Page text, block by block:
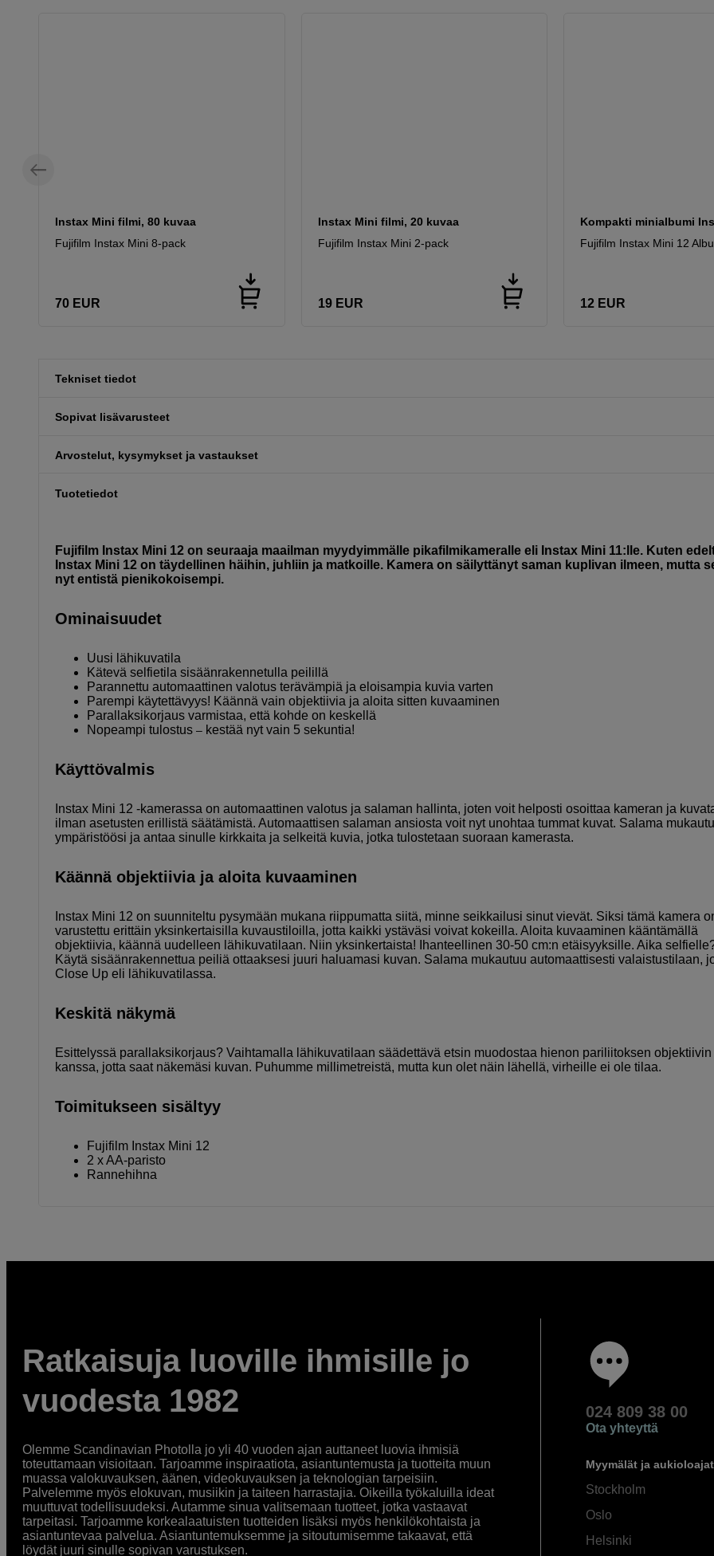
Instax Mini filmi, 80 kuvaa
Fujifilm Instax Mini 8-pack
70 EUR
Instax Mini filmi, 20 kuvaa
Fujifilm Instax Mini 2-pack
19 EUR
Kompakti minialbumi
Fujifilm Instax Mini 12
12 EUR
Tekniset tiedot
Sopivat lisävarusteet
Arvostelut, kysymykset ja vastaukset
Tuotetiedot
Fujifilm Instax Mini 12 on seuraaja maailman myydyimmälle pikafilmikameralle eli Instax Mini 11:lle. Kuten
Instax Mini 12 on täydellinen häihin, juhliin ja matkoille. Kamera on säilyttänyt saman kuplivan ilmeen, mutta
nyt entistä pienikokoisempi.
Ominaisuudet
Uusi lähikuvatila
Kätevä selfietila sisäänrakennetulla peilillä
Parannettu automaattinen valotus terävämpiä ja eloisampia kuvia varten
Parempi käytettävyys! Käännä vain objektiivia ja aloita sitten kuvaaminen
Parallaksikorjaus varmistaa, että kohde on keskellä
Nopeampi tulostus – kestää nyt vain 5 sekuntia!
Käyttövalmis
Instax Mini 12 -kamerassa on automaattinen valotus ja salaman hallinta, joten voit helposti osoittaa kameran ja
ilman asetusten erillistä säätämistä. Automaattisen salaman ansiosta voit nyt unohtaa tummat kuvat. Salama
ympäristöösi ja antaa sinulle kirkkaita ja selkeitä kuvia, jotka tulostetaan suoraan kamerasta.
Käännä objektiivia ja aloita kuvaaminen
Instax Mini 12 on suunniteltu pysymään mukana riippumatta siitä, minne seikkailusi sinut vievät. Siksi tämä kamera
varustettu erittäin yksinkertaisilla kuvaustiloilla, jotta kaikki ystäväsi voivat kokeilla. Aloita kuvaaminen kääntämällä
objektiivia, käännä uudelleen lähikuvatilaan. Niin yksinkertaista! Ihanteellinen 30-50 cm:n etäisyyksille. Aika
Käytä sisäänrakennettua peiliä ottaaksesi juuri haluamasi kuvan. Salama mukautuu automaattisesti valaistustilaan,
Close Up eli lähikuvatilassa.
Keskitä näkymä
Esittelyssä parallaksikorjaus? Vaihtamalla lähikuvatilaan säädettävä etsin muodostaa hienon pariliitoksen objektiivin
kanssa, jotta saat näkemäsi kuvan. Puhumme millimetreistä, mutta kun olet näin lähellä, virheille ei ole tilaa.
Toimitukseen sisältyy
Fujifilm Instax Mini 12
2 x AA-paristo
Rannehihna
Ratkaisuja luoville ihmisille jo
vuodesta 1982
Olemme Scandinavian Photolla jo yli 40 vuoden ajan auttaneet luovia ihmisiä
toteuttamaan visioitaan. Tarjoamme inspiraatiota, asiantuntemusta ja tuotteita muun
muassa valokuvauksen, äänen, videokuvauksen ja teknologian tarpeisiin.
Palvelemme myös elokuvan, musiikin ja taiteen harrastajia. Oikeilla työkaluilla ideat
muuttuvat todellisuudeksi. Autamme sinua valitsemaan tuotteet, jotka vastaavat
tarpeitasi. Tarjoamme korkealaatuisten tuotteiden lisäksi myös henkilökohtaista ja
asiantuntevaa palvelua. Asiantuntemuksemme ja sitoutumisemme takaavat, että
löydät juuri sinulle sopivan varustuksen.
024 809 38 00
Ota yhteyttä
Myymälät ja aukioloajat
Stockholm
Oslo
Helsinki